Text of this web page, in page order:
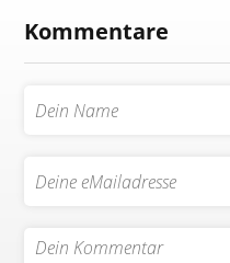
Kommentare